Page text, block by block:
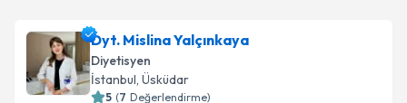
takvim hazırlandığında e-posta ile bilgilendireceğiz.
E-posta Adresiniz
Dyt. Mislina Yalçınkaya
Diyetisyen
İstanbul , Üsküdar
5 (7 Değerlendirme)